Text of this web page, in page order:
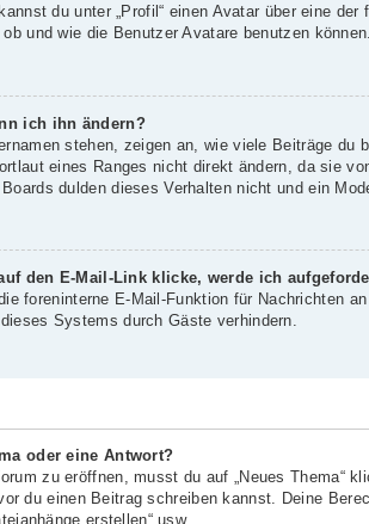
du unter „Profil“ einen Avatar über eine
und wie die Benutzer Avatare benutzen
ich ihn ändern?
stehen, zeigen an, wie viele Beiträge
eines Ranges nicht direkt ändern, da sie
dulden dieses Verhalten nicht und ein
den E-Mail-Link klicke, werde ich
foreninterne E-Mail-Funktion für Nachrichten
Systems durch Gäste verhindern.
oder eine Antwort?
zu eröffnen, musst du auf „Neues Thema“
du einen Beitrag schreiben kannst. Deine
erstellen“ usw.